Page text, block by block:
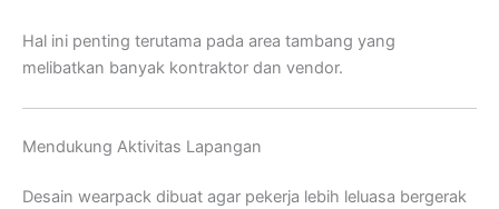
Hal ini penting terutama pada area tambang yang
melibatkan banyak kontraktor dan vendor.
Mendukung Aktivitas Lapangan
Desain wearpack dibuat agar pekerja lebih leluasa bergerak